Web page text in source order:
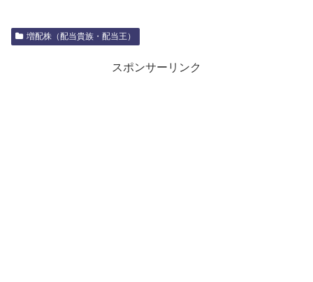
増配株（配当貴族・配当王）
スポンサーリンク